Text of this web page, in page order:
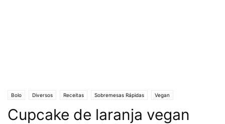
Bolo Diversos Receitas Sobremesas Rápidas Vegan
Cupcake de laranja vegan